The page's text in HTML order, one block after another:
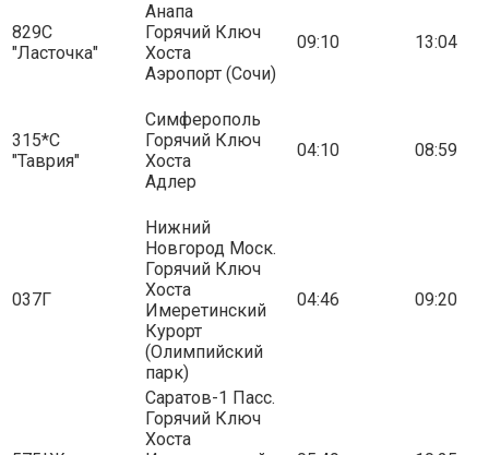
829С
"Ласточка"
Анапа
Горячий Ключ
Хоста
Аэропорт (Сочи)
09:10 13:04
315*С
"Таврия"
Симферополь
Горячий Ключ
Хоста
Адлер
04:10 08:59
037Г
Нижний
Новгород Моск.
Горячий Ключ
Хоста
Имеретинский
Курорт
(Олимпийский
парк)
04:46 09:20
Саратов-1 Пасс.
Горячий Ключ
Хоста